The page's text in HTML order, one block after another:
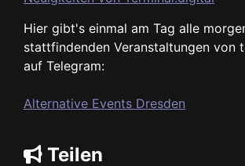
Hier gibt's einmal am Tag alle
stattfindenden Veranstaltungen von
auf Telegram:
Alternative Events Dresden
Teilen